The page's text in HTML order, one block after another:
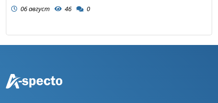
06 август 46 0